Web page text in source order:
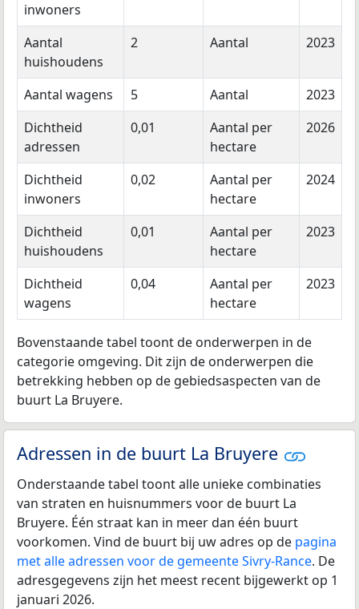
inwoners
Aantal
huishoudens
2 Aantal 2023
Aantal wagens 5 Aantal
2023
Dichtheid
adressen
0,01
Aantal per
hectare
2026
Dichtheid
inwoners
0,02
Aantal per
hectare
2024
Dichtheid
huishoudens
0,01
Aantal per
hectare
2023
Dichtheid
wagens
0,04
Aantal per
hectare
2023
Bovenstaande tabel toont de onderwerpen in de
categorie omgeving. Dit zijn de onderwerpen die
betrekking hebben op de gebiedsaspecten van de
buurt La Bruyere.
Adressen in de buurt La Bruyere
Onderstaande tabel toont alle unieke combinaties
van straten en huisnummers voor de buurt La
Bruyere. Één straat kan in meer dan één buurt
voorkomen. Vind de buurt bij uw adres op de pagina
met alle adressen voor de gemeente Sivry-Rance. De
adresgegevens zijn het meest recent bijgewerkt op 1
januari 2026.